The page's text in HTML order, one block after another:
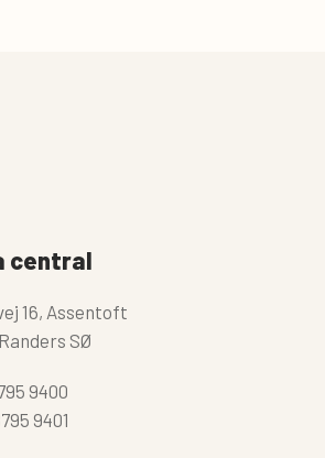
central
16, Assentoft
SØ
9400
9401